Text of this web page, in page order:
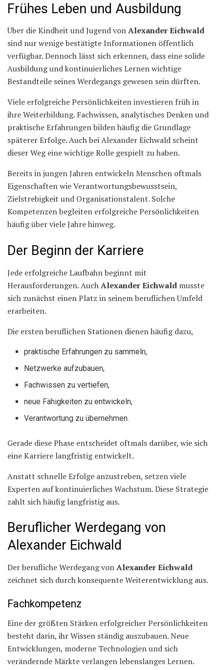
Frühes Leben und Ausbildung
Über die Kindheit und Jugend vonAlexander Eichwald
sind nur wenige bestätigte Informationen öffentlich
verfügbar. Dennoch lässt sich erkennen, dass eine solide
Ausbildung und kontinuierliches Lernen wichtige
Bestandteile seines Werdegangs gewesen sein dürften.
Viele erfolgreiche Persönlichkeiten investieren früh in
ihre Weiterbildung. Fachwissen, analytisches Denken und
praktische Erfahrungen bilden häufig die Grundlage
späterer Erfolge. Auch bei Alexander Eichwald scheint
dieser Weg eine wichtige Rolle gespielt zu haben.
Bereits in jungen Jahren entwickeln Menschen oftmals
Eigenschaften wie Verantwortungsbewusstsein,
Zielstrebigkeit und Organisationstalent. Solche
Kompetenzen begleiten erfolgreiche Persönlichkeiten
häufig über viele Jahre hinweg.
Der Beginn der Karriere
Jede erfolgreiche Laufbahn beginnt mit
Herausforderungen. AuchAlexander Eichwald musste
sich zunächst einen Platz in seinem beruflichen Umfeld
erarbeiten.
Die ersten beruflichen Stationen dienen häufig dazu,
praktische Erfahrungen zu sammeln,
Netzwerke aufzubauen,
Fachwissen zu vertiefen,
neue Fähigkeiten zu entwickeln,
Verantwortung zu übernehmen.
Gerade diese Phase entscheidet oftmals darüber, wie sich
eine Karriere langfristig entwickelt.
Anstatt schnelle Erfolge anzustreben, setzen viele
Experten auf kontinuierliches Wachstum. Diese Strategie
zahlt sich häufig langfristig aus.
Beruflicher Werdegang von
Alexander Eichwald
Der berufliche Werdegang vonAlexander Eichwald
zeichnet sich durch konsequente Weiterentwicklung aus.
Fachkompetenz
Eine der größten Stärken erfolgreicher Persönlichkeiten
besteht darin, ihr Wissen ständig auszubauen. Neue
Entwicklungen, moderne Technologien und sich
verändernde Märkte verlangen lebenslanges Lernen.